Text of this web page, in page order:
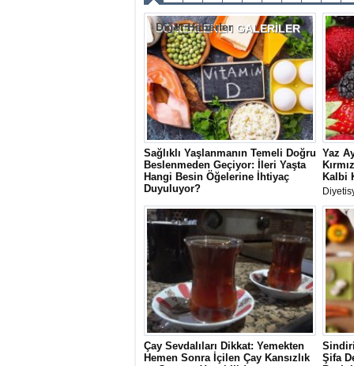
SON EKLENEN GALERİLER
Diğer Haberler
Sağlıklı Yaşlanmanın Temeli Doğru
Beslenmeden Geçiyor: İleri Yaşta
Hangi Besin Öğelerine İhtiyaç
Duyuluyor?
İlerleyen yaşla birlikte kas ve kemik
kaybını önlemek için dengeli
beslenmenin önemi artıyor. Uzmanlar;
protein, kalsiyum, D vitamini ve B12 gibi
kritik besin öğelerinin yeterli alımının
yaşam kalitesini koruduğunu
vurguluyor.
Yaz
Kalbi
çilek,
Çay Sevdalıları Dikkat: Yemekten
Hemen Sonra İçilen Çay Kansızlık
Şifa